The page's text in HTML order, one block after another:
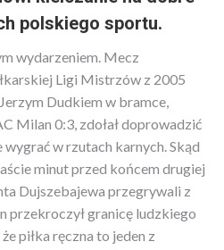
polskiego sportu.
wydarzeniem. Mecz
Ligi Mistrzów z 2005
Dudkiem w bramce,
Milan 0:3, zdołał doprowadzić
w rzutach karnych. Skąd
minut przed końcem drugiej
Dujszebajewa przegrywali z
przekroczył granicę ludzkiego
piłka ręczna to jeden z